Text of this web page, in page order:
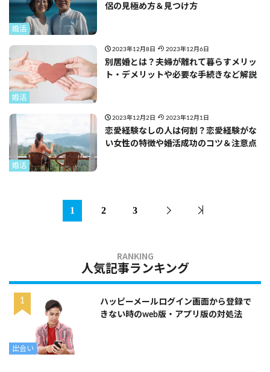
婚活
侶の見極め方＆見つけ方
婚活
2023年12月8日 2023年12月6日
別居婚とは？夫婦が離れて暮らすメリッ
ト・デメリットや必要な手続きなど解説
婚活
2023年12月2日 2023年12月1日
恋愛経験なしの人は何割？恋愛経験がな
い女性の特徴や婚活成功のコツ＆注意点
1 2 3
人気記事ランキング
出会い
ハッピーメールログイン画面から登録で
きない時のweb版・アプリ版の対処法